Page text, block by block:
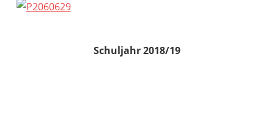
Schuljahr 2018/19